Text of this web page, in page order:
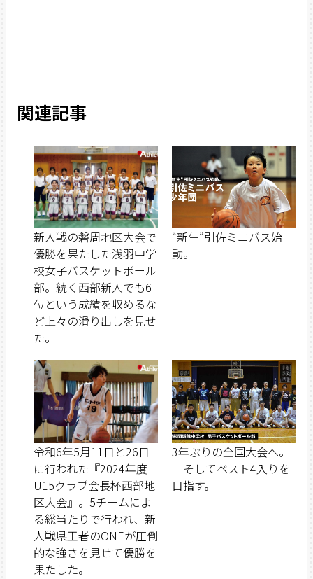
関連記事
新人戦の磐周地区大会で
優勝を果たした浅羽中学
校女子バスケットボール
部。続く西部新人でも6
位という成績を収めるな
ど上々の滑り出しを見せ
た。
“新生”引佐ミニバス始
動。
令和6年5月11日と26日
に行われた『2024年度
U15クラブ会長杯西部地
区大会』。5チームによ
る総当たりで行われ、新
人戦県王者のONEが圧倒
的な強さを見せて優勝を
果たした。
3年ぶりの全国大会へ。
そしてベスト4入りを
目指す。